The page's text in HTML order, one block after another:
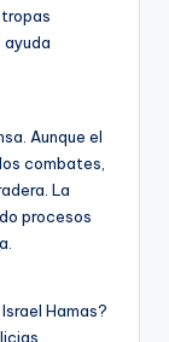
ayuda
Aunque el
combates,
La
procesos
Hamas?